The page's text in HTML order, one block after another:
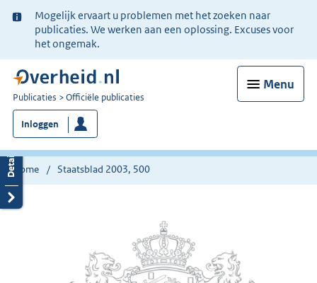
Ter
informatie:
Mogelijk ervaart u problemen met het zoeken naar
publicaties. We werken aan een oplossing. Excuses voor
het ongemak.
Menu
U
bent
nu
hier:
Publicaties Officiële publicaties
Inloggen
Home Staatsblad 2003, 500